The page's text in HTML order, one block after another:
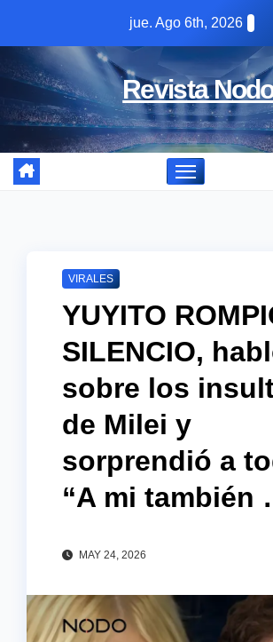
content
jue. Ago 6th, 2026
Revista
VIRALES
YUYITO
SILENCIO,
sobre los
de Milei y
sorprendió a
“A mi también
MAY 24, 2026